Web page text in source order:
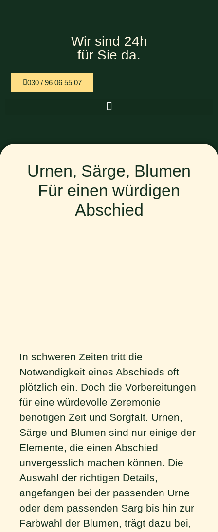
Wir sind 24h
für Sie da.
030 / 96 06 55 07
Urnen, Särge, Blumen
Für einen würdigen
Abschied
In schweren Zeiten tritt die
Notwendigkeit eines Abschieds oft
plötzlich ein. Doch die Vorbereitungen
für eine würdevolle Zeremonie
benötigen Zeit und Sorgfalt. Urnen,
Särge und Blumen sind nur einige der
Elemente, die einen Abschied
unvergesslich machen können. Die
Auswahl der richtigen Details,
angefangen bei der passenden Urne
oder dem passenden Sarg bis hin zur
Farbwahl der Blumen, trägt dazu bei,